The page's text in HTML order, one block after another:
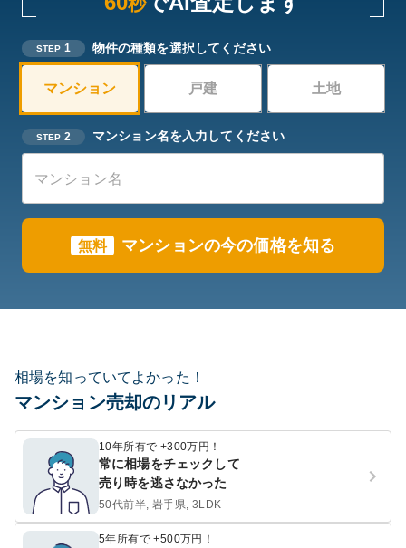
STEP 1 物件の種類を選択してください
マンション 戸建 土地
STEP 2 マンション名を入力してください
無料 マンションの今の価格を知る
相場を知っていてよかった！
マンション売却のリアル
10年所有で +300万円！
常に相場をチェックして
売り時を逃さなかった
50代前半, 岩手県, 3LDK
5年所有で +500万円！